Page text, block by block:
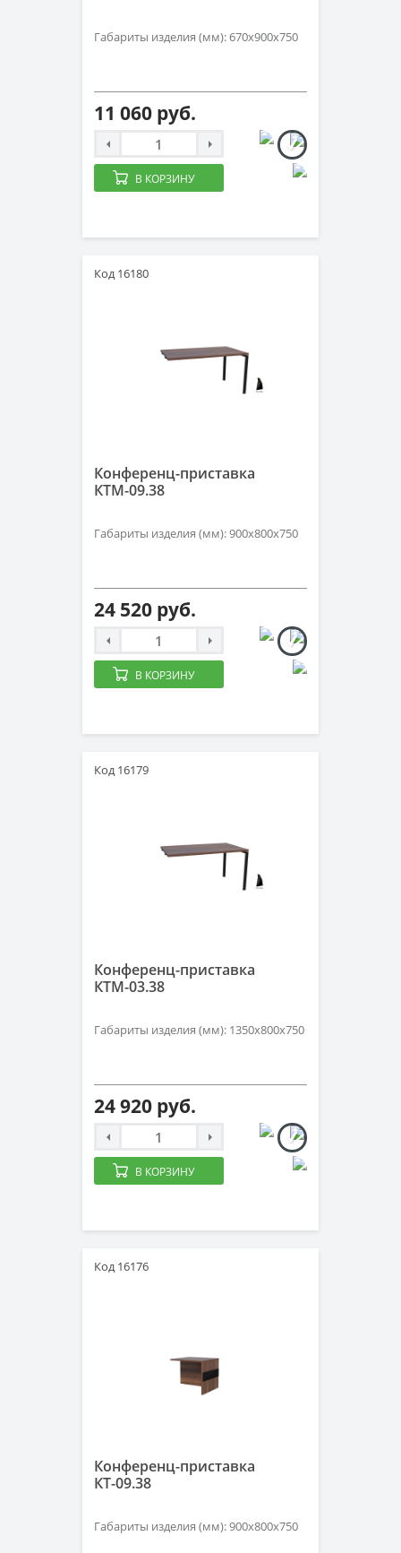
Габариты изделия (мм): 670х900х750
11 060 руб.
В КОРЗИНУ
Код 16180
Конференц-приставка
КТМ-09.38
Габариты изделия (мм): 900х800х750
24 520 руб.
В КОРЗИНУ
Код 16179
Конференц-приставка
КТМ-03.38
Габариты изделия (мм): 1350х800х750
24 920 руб.
В КОРЗИНУ
Код 16176
Конференц-приставка
КТ-09.38
Габариты изделия (мм): 900х800х750